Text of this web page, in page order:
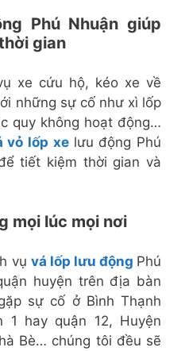
Phú Nhuận giúp
gian
xe cứu hộ, kéo xe về
những sự cố như xì lốp
quy không hoạt động…
vỏ lốp xe lưu động Phú
tiết kiệm thời gian và
mọi lúc mọi nơi
vụ vá lốp lưu động Phú
huyện trên địa bàn
sự cố ở Bình Thạnh
1 hay quận 12, Huyện
Bè… chúng tôi đều sẽ